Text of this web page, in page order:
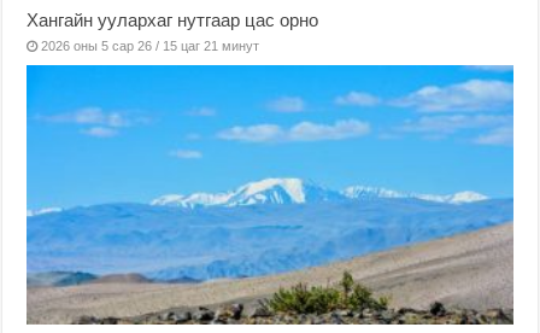
Хангайн уулархаг нутгаар цас орно
2026 оны 5 сар 26 / 15 цаг 21 минут